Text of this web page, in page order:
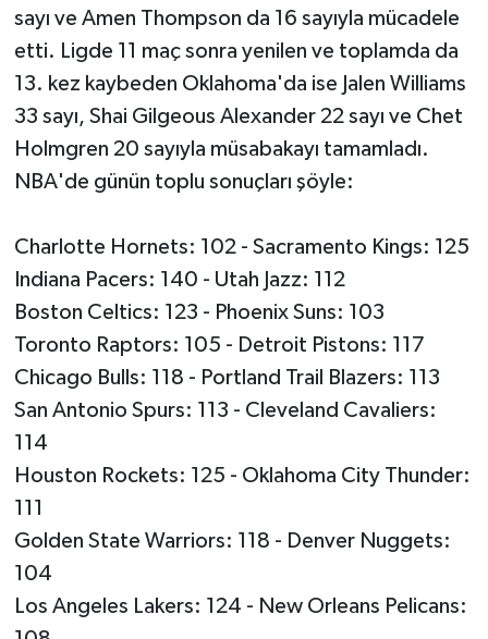
sayı ve Amen Thompson da 16 sayıyla mücadele
etti. Ligde 11 maç sonra yenilen ve toplamda da
13. kez kaybeden Oklahoma'da ise Jalen Williams
33 sayı, Shai Gilgeous Alexander 22 sayı ve Chet
Holmgren 20 sayıyla müsabakayı tamamladı.
NBA'de günün toplu sonuçları şöyle:
Charlotte Hornets: 102 - Sacramento Kings: 125
Indiana Pacers: 140 - Utah Jazz: 112
Boston Celtics: 123 - Phoenix Suns: 103
Toronto Raptors: 105 - Detroit Pistons: 117
Chicago Bulls: 118 - Portland Trail Blazers: 113
San Antonio Spurs: 113 - Cleveland Cavaliers:
114
Houston Rockets: 125 - Oklahoma City Thunder:
111
Golden State Warriors: 118 - Denver Nuggets:
104
Los Angeles Lakers: 124 - New Orleans Pelicans: